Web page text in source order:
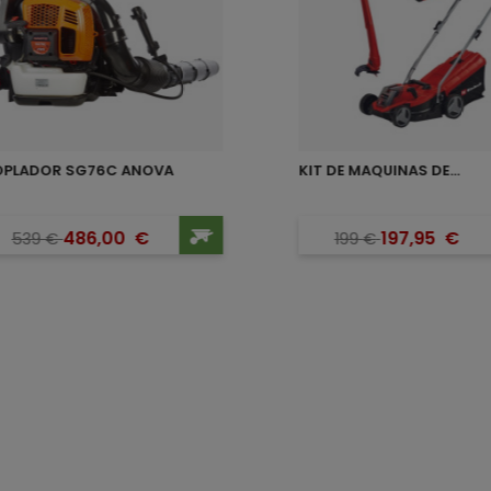
SG76C ANOVA
Precio base
539€Precio
486,00 €
KIT DE MAQUINAS DE...
Precio
199€Precio
197,95 €